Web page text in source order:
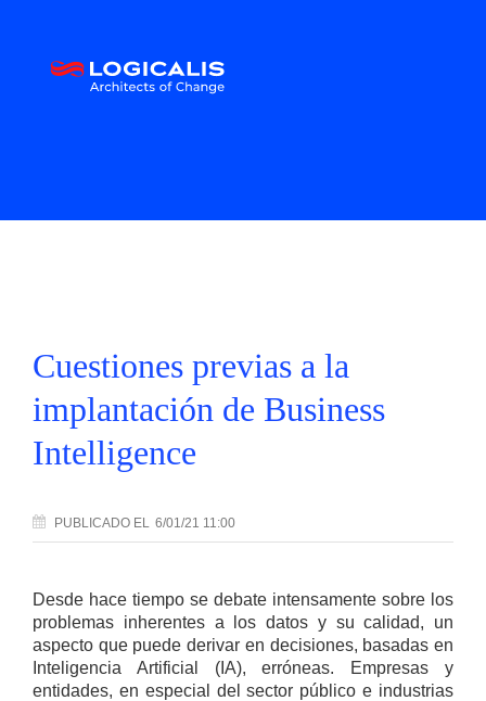
Cuestiones previas a la
implantación de Business
Intelligence
PUBLICADO EL 6/01/21 11:00
Desde hace tiempo se debate intensamente sobre los
problemas inherentes a los datos y su calidad, un
aspecto que puede derivar en decisiones, basadas en
Inteligencia Artificial (IA), erróneas. Empresas y
entidades, en especial del sector público e industrias